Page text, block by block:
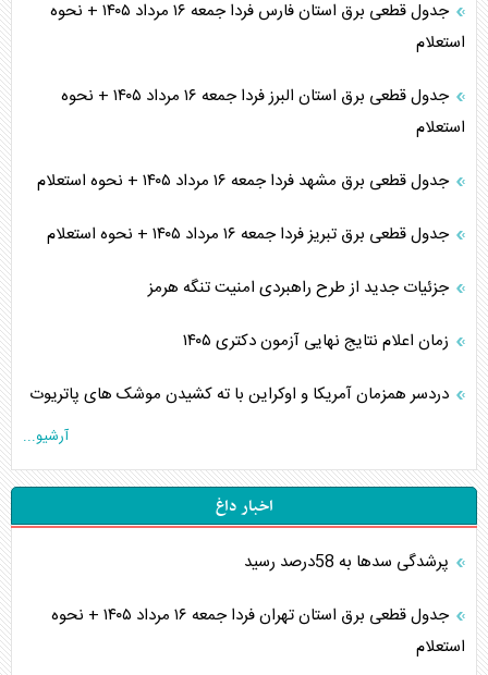
جدول قطعی برق استان فارس فردا جمعه ۱۶ مرداد ۱۴۰۵ + نحوه
استعلام
جدول قطعی برق استان البرز فردا جمعه ۱۶ مرداد ۱۴۰۵ + نحوه
استعلام
جدول قطعی برق مشهد فردا جمعه ۱۶ مرداد ۱۴۰۵ + نحوه استعلام
جدول قطعی برق تبریز فردا جمعه ۱۶ مرداد ۱۴۰۵ + نحوه استعلام
جزئیات جدید از طرح راهبردی امنیت تنگه هرمز
زمان اعلام نتایج نهایی آزمون دکتری ۱۴۰۵
دردسر همزمان آمریکا و اوکراین با ته کشیدن موشک های پاتریوت
آرشیو...
اخبار داغ
پرشدگی سدها به 58درصد رسید
جدول قطعی برق استان تهران فردا جمعه ۱۶ مرداد ۱۴۰۵ + نحوه
استعلام